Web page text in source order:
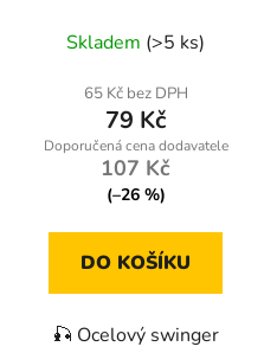
světlušku
Skladem (>5 ks)
65 Kč bez DPH
79 Kč
107 Kč
(–26 %)
DO KOŠÍKU
🎣 Ocelový swinger